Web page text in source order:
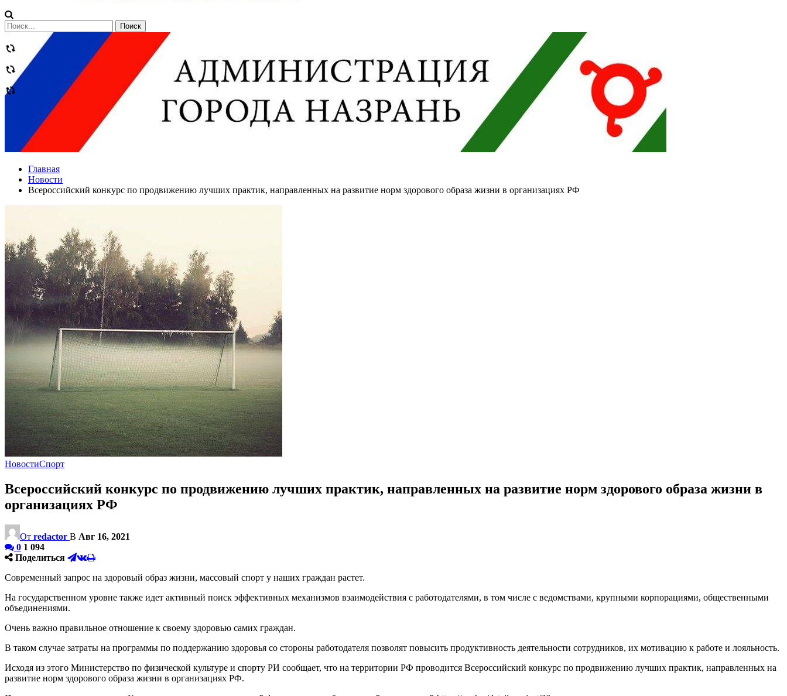
Сообщений
категории
Теги
Главная
Новости
Всероссийский конкурс по продвижению лучших практик, направленных на развитие норм здорового образа жизни в организациях РФ
НовостиСпорт
Всероссийский конкурс по продвижению лучших практик, направленных на развитие норм здорового образа жизни в
организациях РФ
От redactor В Авг 16, 2021
0 1 094
Поделиться
Современный запрос на здоровый образ жизни, массовый спорт у наших граждан растет.
На государственном уровне также идет активный поиск эффективных механизмов взаимодействия с работодателями, в том числе с ведомствами, крупными корпорациями, общественными
объединениями.
Очень важно правильное отношение к своему здоровью самих граждан.
В таком случае затраты на программы по поддержанию здоровья со стороны работодателя позволят повысить продуктивность деятельности сотрудников, их мотивацию к работе и лояльность.
Исходя из этого Министерство по физической культуре и спорту РИ сообщает, что на территории РФ проводится Всероссийский конкурс по продвижению лучших практик, направленных на
развитие норм здорового образа жизни в организациях РФ.